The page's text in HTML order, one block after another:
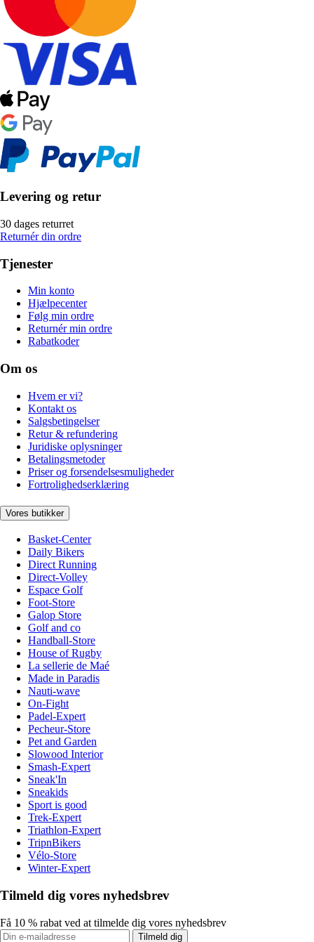
Levering og retur
30 dages returret
Returnér din ordre
Tjenester
Min konto
Hjælpecenter
Følg min ordre
Returnér min ordre
Rabatkoder
Om os
Hvem er vi?
Kontakt os
Salgsbetingelser
Retur & refundering
Juridiske oplysninger
Betalingsmetoder
Priser og forsendelsesmuligheder
Fortrolighedserklæring
Vores butikker
Basket-Center
Daily Bikers
Direct Running
Direct-Volley
Espace Golf
Foot-Store
Galop Store
Golf and co
Handball-Store
House of Rugby
La sellerie de Maé
Made in Paradis
Nauti-wave
On-Fight
Padel-Expert
Pecheur-Store
Pet and Garden
Slowood Interior
Smash-Expert
Sneak'In
Sneakids
Sport is good
Trek-Expert
Triathlon-Expert
TripnBikers
Vélo-Store
Winter-Expert
Tilmeld dig vores nyhedsbrev
Få 10 % rabat ved at tilmelde dig vores nyhedsbrev
Tilmeld dig